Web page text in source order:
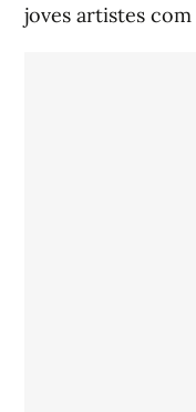
joves artistes com